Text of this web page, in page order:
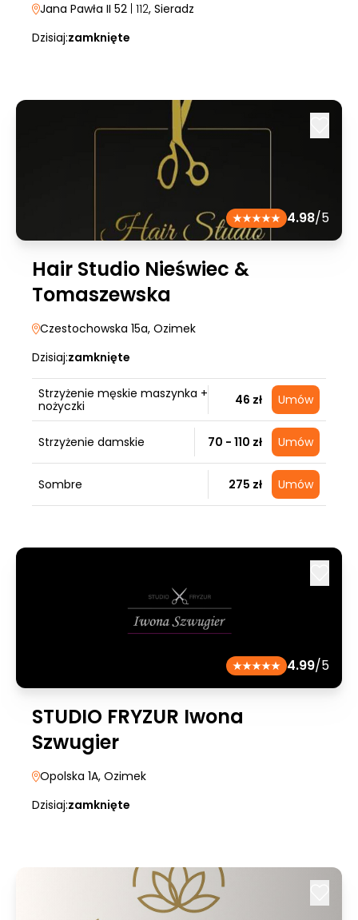
Jana Pawła II 52 | 112, Sieradz
Dzisiaj:zamknięte
4.98/5
Hair Studio Nieświec &
Tomaszewska
Czestochowska 15a, Ozimek
Dzisiaj:zamknięte
Strzyżenie męskie maszynka +
nożyczki
46 zł Umów
Strzyżenie damskie 70 - 110 zł Umów
Sombre 275 zł Umów
4.99/5
STUDIO FRYZUR Iwona
Szwugier
Opolska 1A, Ozimek
Dzisiaj:zamknięte